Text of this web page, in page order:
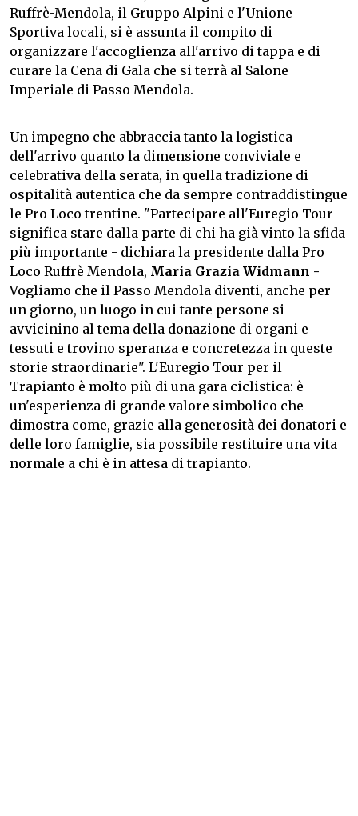
Ruffrè-Mendola, il Gruppo Alpini e l'Unione
Sportiva locali, si è assunta il compito di
organizzare l'accoglienza all'arrivo di tappa e di
curare la Cena di Gala che si terrà al Salone
Imperiale di Passo Mendola.
Un impegno che abbraccia tanto la logistica
dell'arrivo quanto la dimensione conviviale e
celebrativa della serata, in quella tradizione di
ospitalità autentica che da sempre contraddistingue
le Pro Loco trentine. "Partecipare all'Euregio Tour
significa stare dalla parte di chi ha già vinto la sfida
più importante - dichiara la presidente dalla Pro
Loco Ruffrè Mendola, Maria Grazia Widmann -
Vogliamo che il Passo Mendola diventi, anche per
un giorno, un luogo in cui tante persone si
avvicinino al tema della donazione di organi e
tessuti e trovino speranza e concretezza in queste
storie straordinarie". L'Euregio Tour per il
Trapianto è molto più di una gara ciclistica: è
un'esperienza di grande valore simbolico che
dimostra come, grazie alla generosità dei donatori e
delle loro famiglie, sia possibile restituire una vita
normale a chi è in attesa di trapianto.